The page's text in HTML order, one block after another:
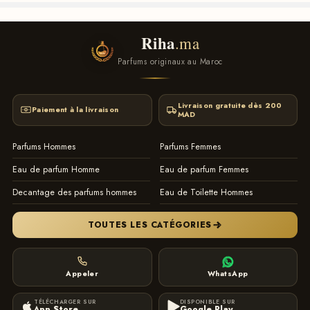
contact
Riha.ma
Parfums originaux au Maroc
Paiement à la livraison
Livraison gratuite dès 200
MAD
Parfums Hommes
Parfums Femmes
Eau de parfum Homme
Eau de parfum Femmes
Decantage des parfums hommes
Eau de Toilette Hommes
TOUTES LES CATÉGORIES
Appeler WhatsApp
TÉLÉCHARGER SUR DISPONIBLE SUR